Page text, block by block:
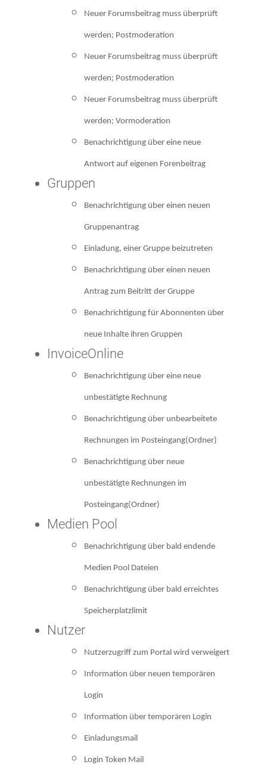
Neuer Forumsbeitrag muss überprüft
werden; Postmoderation
Neuer Forumsbeitrag muss überprüft
werden; Postmoderation
Neuer Forumsbeitrag muss überprüft
werden; Vormoderation
Benachrichtigung über eine neue
Antwort auf eigenen Forenbeitrag
Gruppen
Benachrichtigung über einen neuen
Gruppenantrag
Einladung, einer Gruppe beizutreten
Benachrichtigung über einen neuen
Antrag zum Beitritt der Gruppe
Benachrichtigung für Abonnenten über
neue Inhalte ihren Gruppen
InvoiceOnline
Benachrichtigung über eine neue
unbestätigte Rechnung
Benachrichtigung über unbearbeitete
Rechnungen im Posteingang(Ordner)
Benachrichtigung über neue
unbestätigte Rechnungen im
Posteingang(Ordner)
Medien Pool
Benachrichtigung über bald endende
Medien Pool Dateien
Benachrichtigung über bald erreichtes
Speicherplatzlimit
Nutzer
Nutzerzugriff zum Portal wird verweigert
Information über neuen temporären
Login
Information über temporären Login
Einladungsmail
Login Token Mail